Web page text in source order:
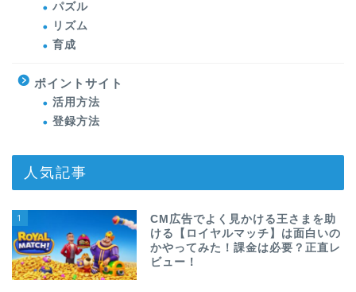
パズル
リズム
育成
ポイントサイト
活用方法
登録方法
人気記事
1
CM広告でよく見かける王さまを助
ける【ロイヤルマッチ】は面白いの
かやってみた！課金は必要？正直レ
ビュー！